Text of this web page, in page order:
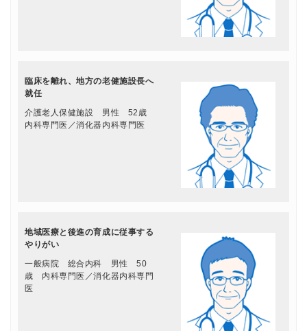
臨床を離れ、地方の老健施設長へ
就任
介護老人保健施設 男性 52歳
内科専門医／消化器内科専門医
地域医療と後進の育成に従事する
やりがい
一般病院 総合内科 男性 50
歳 内科専門医／消化器内科専門
医